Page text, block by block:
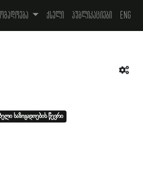
ქსელი პუბლიკაციები Eng
საზოგადოების წევრი